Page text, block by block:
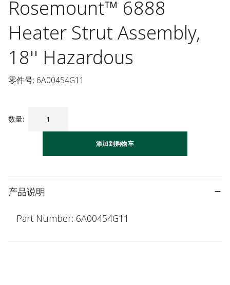
Rosemount™ 6888
Heater Strut Assembly,
18'' Hazardous
零件号: 6A00454G11
数量:
添加到购物车
产品说明
Part Number: 6A00454G11